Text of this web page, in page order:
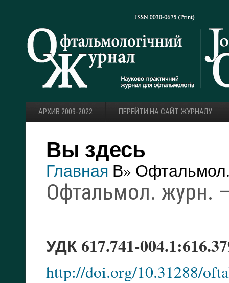
АРХИВ 2009-2022 ПЕРЕЙТИ НА САЙТ ЖУРНАЛУ
Вы здесь
Главная В»
Офтальмол. журн.
УДК 617.741-
http://doi.org/10.31288/